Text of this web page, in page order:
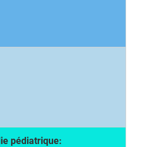
pédiatrique: